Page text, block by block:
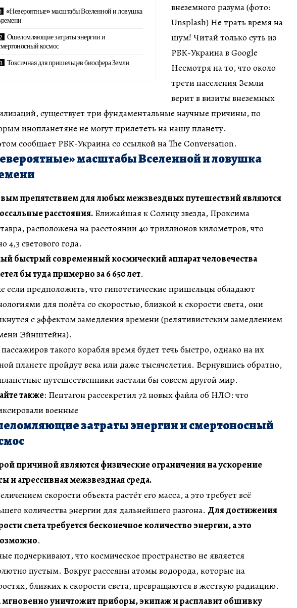
«Невероятные» масштабы Вселенной и ловушка
Ошеломляющие затраты энергии и
космос
Токсичная для пришельцев биосфера Земли
внеземного разума (фото:
Unsplash) Не трать время на
шум! Читай только суть из
РБК-Украина в Google
Несмотря на то, что около
трети населения Земли
верит в визиты внеземных
существует три фундаментальные научные причины, по
инопланетяне не могут прилететь на нашу планету.
сообщает РБК-Украина со ссылкой на The Conversation.
масштабы Вселенной и ловушка
препятствием для любых межзвездных путешествий являются
расстояния. Ближайшая к Солнцу звезда, Проксима
расположена на расстоянии 40 триллионов километров, что
4,3 светового года.
быстрый современный космический аппарат человечества
бы туда примерно за 6 650 лет.
если предположить, что гипотетические пришельцы обладают
для полёта со скоростью, близкой к скорости света, они
с эффектом замедления времени (релятивистским замедлением
Эйнштейна).
такого корабля время будет течь быстро, однако на их
планете пройдут века или даже тысячелетия. Вернувшись обратно,
путешественники застали бы совсем другой мир.
также: Пентагон рассекретил 72 новых файла об НЛО: что
военные
затраты энергии и смертоносный
причиной являются физические ограничения на ускорение
и агрессивная межзвездная среда.
скорости объекта растёт его масса, а это требует всё
количества энергии для дальнейшего разгона. Для достижения
света требуется бесконечное количество энергии, а это
.
подчеркивают, что космическое пространство не является
пустым. Вокруг рассеяны атомы водорода, которые на
близких к скорости света, превращаются в жесткую радиацию.
мгновенно уничтожит приборы, экипаж и расплавит обшивку